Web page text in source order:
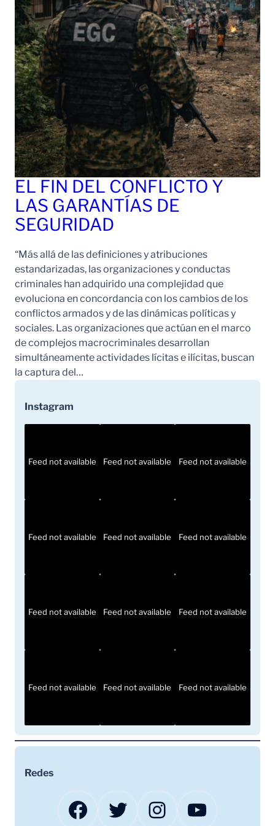
EL FIN DEL CONFLICTO Y
LAS GARANTÍAS DE
SEGURIDAD
“Más allá de las definiciones y atribuciones
estandarizadas, las organizaciones y conductas
criminales han adquirido una complejidad que
evoluciona en concordancia con los cambios de los
conflictos armados y de las dinámicas políticas y
sociales. Las organizaciones que actúan en el marco
de complejos macrocriminales desarrollan
simultáneamente actividades lícitas e ilícitas, buscan
la captura del…
Instagram
Feed not available Feed not available Feed not available
Feed not available Feed not available Feed not available
Feed not available Feed not available Feed not available
Feed not available Feed not available Feed not available
Redes
Facebook Twitter Instagram YouTube